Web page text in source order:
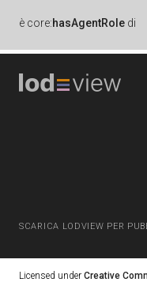
è core:hasAgentRole di
SCARICA LODVIEW PER
Licensed under Creative